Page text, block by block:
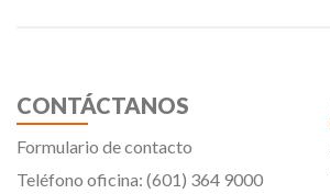
CONTÁCTANOS
Formulario de contacto
Teléfono oficina: (601) 364 9000